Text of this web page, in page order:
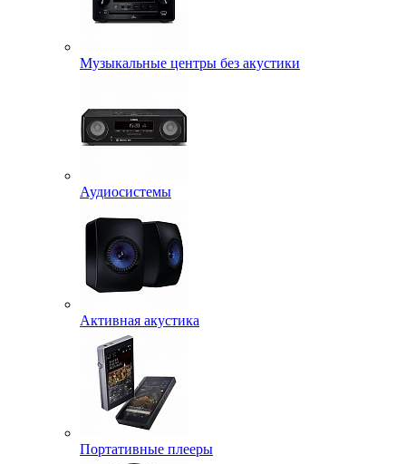
Музыкальные центры без акустики
Аудиосистемы
Активная акустика
Портативные плееры